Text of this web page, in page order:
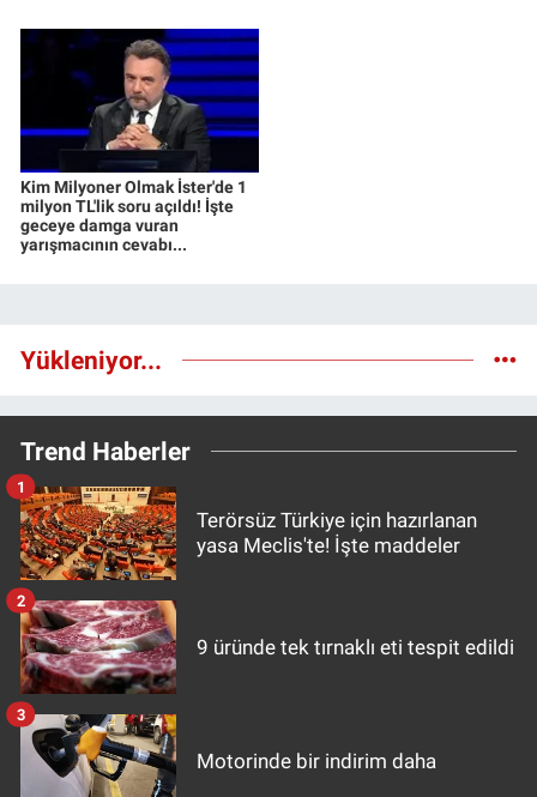
Kim Milyoner Olmak İster'de 1
milyon TL'lik soru açıldı! İşte
geceye damga vuran
yarışmacının cevabı...
Yükleniyor...
Trend Haberler
Terörsüz Türkiye için hazırlanan
yasa Meclis'te! İşte maddeler
1
9 üründe tek tırnaklı eti tespit edildi
2
Motorinde bir indirim daha
3